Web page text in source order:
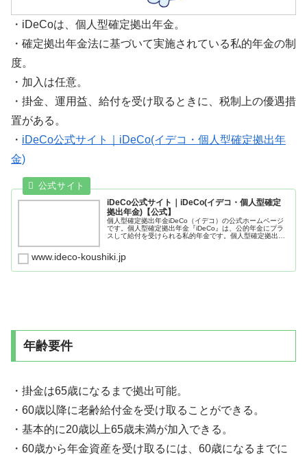
・iDeCoは、個人型確定拠出年金。
・確定拠出年金法に基づいて実施されている私的年金の制
度。
・加入は任意。
・掛金、運用益、給付を受け取るときに、税制上の優遇措
置がある。
・ iDeCo公式サイト｜iDeCo(イデコ・個人型確定拠出年
金)
iDeCo公式サイト｜iDeCo(イデコ・個人型確定
拠出年金)【公式】
個人型確定拠出年金iDeCo（イデコ）の公式ホームページ
です。個人型確定拠出年金『iDeCo』は、公的年金にプラ
スして給付を受けられる私的年金です。個人型確定拠出年
www.ideco-koushiki.jp
年齢要件
・掛金は65歳になるまで拠出可能。
・60歳以降に老齢給付金を受け取ることができる。
・基本的に20歳以上65歳未満が加入できる。
・60歳から年金資産を受け取るには、60歳になるまでに